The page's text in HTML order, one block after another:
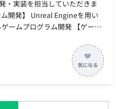
・実装を担当していただきま
プログラム開発 【ゲーム
拠点あり 本社：浅草橋駅